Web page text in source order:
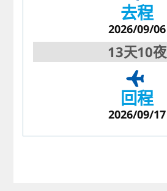
去程
2026/09/06
13天10夜
回程
2026/09/17